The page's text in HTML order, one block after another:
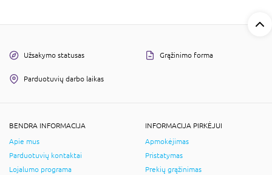
Užsakymo statusas Grąžinimo forma
Parduotuvių darbo laikas
BENDRA INFORMACIJA
Apie mus
Parduotuvių kontaktai
Lojalumo programa
INFORMACIJA PIRKĖJUI
Apmokėjimas
Pristatymas
Prekių grąžinimas